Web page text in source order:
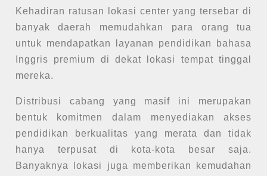
Kehadiran ratusan lokasi center yang tersebar di
banyak daerah memudahkan para orang tua
untuk mendapatkan layanan pendidikan bahasa
Inggris premium di dekat lokasi tempat tinggal
mereka.
Distribusi cabang yang masif ini merupakan
bentuk komitmen dalam menyediakan akses
pendidikan berkualitas yang merata dan tidak
hanya terpusat di kota-kota besar saja.
Banyaknya lokasi juga memberikan kemudahan